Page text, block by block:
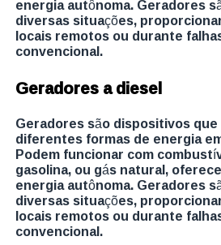
energia autônoma. Geradores
diversas situações,
locais remotos ou durante
convencional.
Geradores a diesel
Geradores são dispositivos
diferentes formas de energia
Podem funcionar com
gasolina, ou gás natural,
energia autônoma. Geradores
diversas situações,
locais remotos ou durante
convencional.